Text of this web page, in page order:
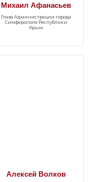
Михаил Афанасьев
Глава Администрации города
Симферополя Республики
Крым
Алексей Волков